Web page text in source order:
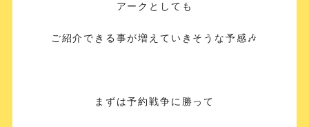
アークとしても
ご紹介できる事が増えていきそうな予感🎶
まずは予約戦争に勝って